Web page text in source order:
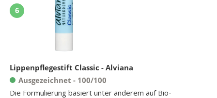
6
Lippenpflegestift Classic - Alviana
Ausgezeichnet - 100/100
Die Formulierung basiert unter anderem auf Bio-